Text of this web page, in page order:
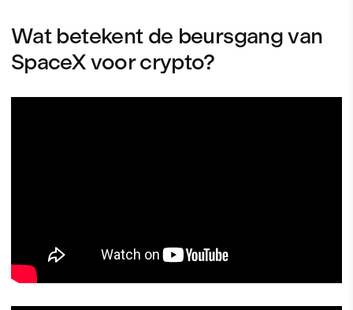
Wat betekent de beursgang van
SpaceX voor crypto?